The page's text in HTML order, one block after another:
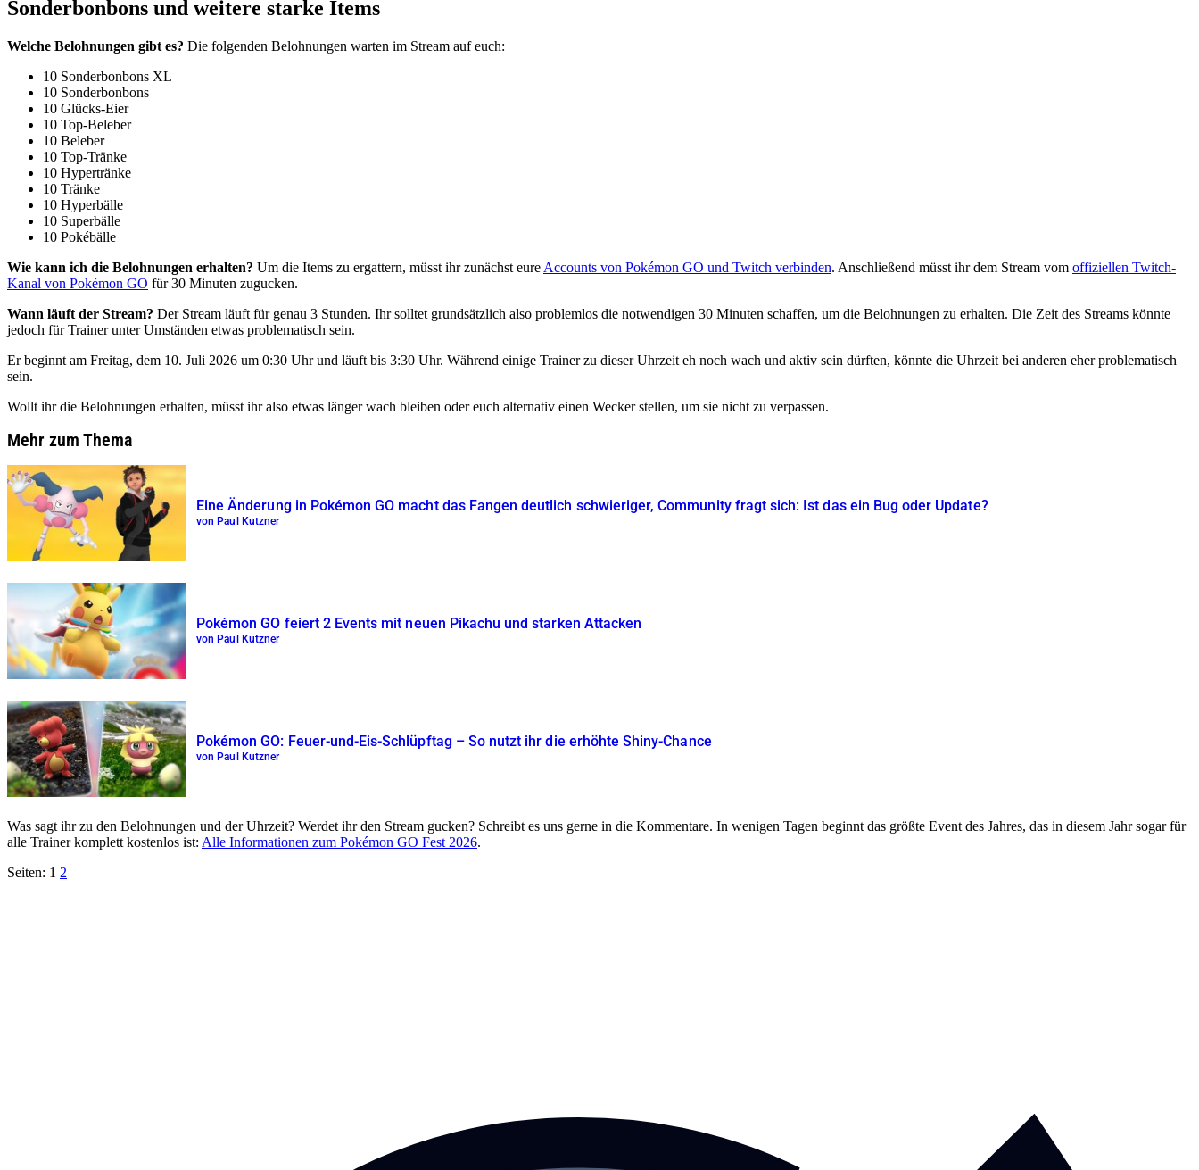
Sonderbonbons und weitere starke Items
Welche Belohnungen gibt es? Die folgenden Belohnungen warten im Stream auf euch:
10 Sonderbonbons XL
10 Sonderbonbons
10 Glücks-Eier
10 Top-Beleber
10 Beleber
10 Top-Tränke
10 Hypertränke
10 Tränke
10 Hyperbälle
10 Superbälle
10 Pokébälle
Wie kann ich die Belohnungen erhalten? Um die Items zu ergattern, müsst ihr zunächst eure Accounts von Pokémon GO und Twitch verbinden. Anschließend müsst ihr dem Stream vom offiziellen Twitch-
Kanal von Pokémon GO für 30 Minuten zugucken.
Wann läuft der Stream? Der Stream läuft für genau 3 Stunden. Ihr solltet grundsätzlich also problemlos die notwendigen 30 Minuten schaffen, um die Belohnungen zu erhalten. Die Zeit des Streams könnte
jedoch für Trainer unter Umständen etwas problematisch sein.
Er beginnt am Freitag, dem 10. Juli 2026 um 0:30 Uhr und läuft bis 3:30 Uhr. Während einige Trainer zu dieser Uhrzeit eh noch wach und aktiv sein dürften, könnte die Uhrzeit bei anderen eher problematisch
sein.
Wollt ihr die Belohnungen erhalten, müsst ihr also etwas länger wach bleiben oder euch alternativ einen Wecker stellen, um sie nicht zu verpassen.
Mehr zum Thema
Eine Änderung in Pokémon GO macht das Fangen deutlich schwieriger, Community fragt sich: Ist das ein Bug oder Update?
von Paul Kutzner
Pokémon GO feiert 2 Events mit neuen Pikachu und starken Attacken
von Paul Kutzner
Pokémon GO: Feuer-und-Eis-Schlüpftag – So nutzt ihr die erhöhte Shiny-Chance
von Paul Kutzner
Was sagt ihr zu den Belohnungen und der Uhrzeit? Werdet ihr den Stream gucken? Schreibt es uns gerne in die Kommentare. In wenigen Tagen beginnt das größte Event des Jahres, das in diesem Jahr sogar für
alle Trainer komplett kostenlos ist: Alle Informationen zum Pokémon GO Fest 2026.
Seiten: 1 2